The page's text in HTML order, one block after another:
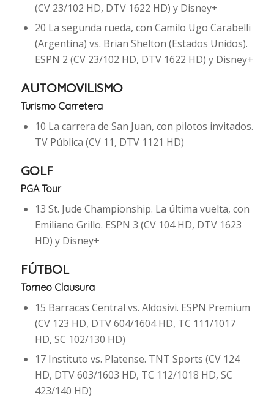
(CV 23/102 HD, DTV 1622 HD) y Disney+
20 La segunda rueda, con Camilo Ugo Carabelli
(Argentina) vs. Brian Shelton (Estados Unidos).
ESPN 2 (CV 23/102 HD, DTV 1622 HD) y Disney+
AUTOMOVILISMO
Turismo Carretera
10 La carrera de San Juan, con pilotos invitados.
TV Pública (CV 11, DTV 1121 HD)
GOLF
PGA Tour
13 St. Jude Championship. La última vuelta, con
Emiliano Grillo. ESPN 3 (CV 104 HD, DTV 1623
HD) y Disney+
FÚTBOL
Torneo Clausura
15 Barracas Central vs. Aldosivi. ESPN Premium
(CV 123 HD, DTV 604/1604 HD, TC 111/1017
HD, SC 102/130 HD)
17 Instituto vs. Platense. TNT Sports (CV 124
HD, DTV 603/1603 HD, TC 112/1018 HD, SC
423/140 HD)